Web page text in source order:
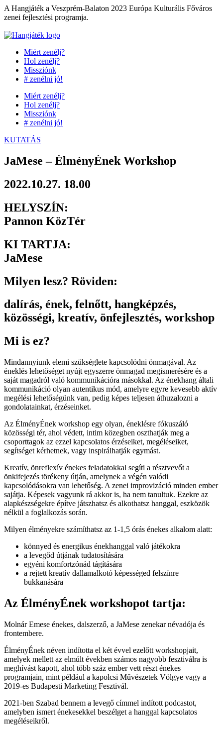
Ugrás
a
A Hangjáték a Veszprém-Balaton 2023 Európa Kulturális Főváros
zenei fejlesztési programja.
Miért zenélj?
Hol zenélj?
Missziónk
# zenélni jó!
Miért zenélj?
Hol zenélj?
Missziónk
# zenélni jó!
KUTATÁS
JaMese – ÉlményÉnek Workshop
2022.10.27. 18.00
HELYSZÍN:
Pannon KözTér
KI TARTJA:
JaMese
Milyen lesz? Röviden:
dalírás, ének, felnőtt, hangképzés,
közösségi, kreatív, önfejlesztés, workshop
Mi is ez?
Mindannyiunk elemi szükséglete kapcsolódni önmagával. Az
éneklés lehetőséget nyújt egyszerre önmagad megismerésére és a
saját magadról való kommunikációra másokkal. Az énekhang általi
kommunikáció olyan autentikus mód, amelyre egyre kevesebb aktív
megélési lehetőségünk van, pedig képes teljesen áthuzalozni a
gondolatainkat, érzéseinket.
Az ÉlményÉnek workshop egy olyan, éneklésre fókuszáló
közösségi tér, ahol védett, intim közegben oszthatják meg a
csoporttagok az ezzel kapcsolatos érzéseiket, megéléseiket,
segítséget kérhetnek, vagy inspirálhatják egymást.
Kreatív, önreflexív énekes feladatokkal segíti a résztvevőt a
önkifejezés törékeny útján, amelynek a végén valódi
kapcsolódásokra van lehetőség. A zenei improvizáció minden ember
sajátja. Képesek vagyunk rá akkor is, ha nem tanultuk. Ezekre az
alapkészségekre építve játszhatsz és alkothatsz hanggal, eszközök
nélkül a foglalkozás során.
Milyen élményekre számíthatsz az 1-1,5 órás énekes alkalom alatt:
könnyed és energikus énekhanggal való játékokra
a levegőd útjának tudatosítására
egyéni komfortzónád tágítására
a rejtett kreatív dallamalkotó képességed felszínre
bukkanására
Az ÉlményÉnek workshopot tartja:
Molnár Emese énekes, dalszerző, a JaMese zenekar névadója és
frontembere.
ÉlményÉnek néven indította el két évvel ezelőtt workshopjait,
amelyek mellett az elmúlt években számos nagyobb fesztiválra is
meghívást kapott, ahol több száz ember vett részt énekes
programjain, mint például a kapolcsi Művészetek Völgye vagy a
2019-es Budapesti Marketing Fesztivál.
2021-ben Szabad bennem a levegő címmel indított podcastot,
amelyben ismert énekesekkel beszélget a hanggal kapcsolatos
megéléseikről.